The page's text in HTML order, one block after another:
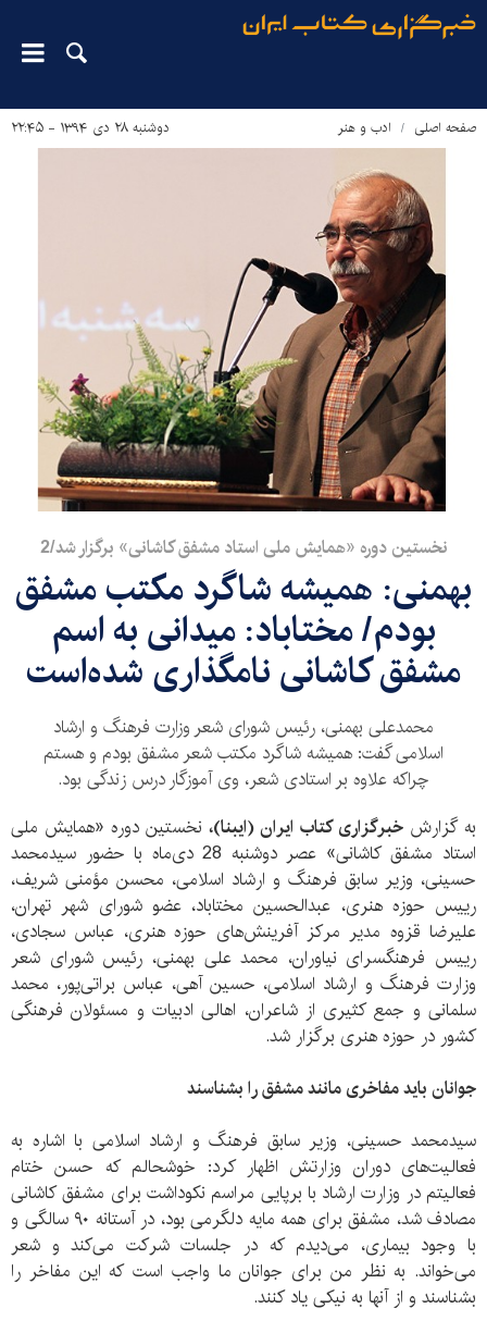
صفحه اصلی ادب و هنر دوشنبه ۲۸ دی ۱۳۹۴ - ۲۲:۴۵
نخستین دوره «همایش ملی استاد مشفق کاشانی» برگزار شد/2
بهمنی: همیشه شاگرد مکتب مشفق
بودم/ مختاباد: میدانی به اسم
مشفق کاشانی نامگذاری شده‌است
محمدعلی بهمنی، رئیس شورای شعر وزارت فرهنگ و ارشاد
اسلامی گفت: همیشه شاگرد مکتب شعر مشفق بودم و هستم
چراکه علاوه بر استادی شعر، وی آموزگار درس زندگی بود.
به گزارش خبرگزاری کتاب ایران (ایبنا)، نخستین دوره «همایش ملی
استاد مشفق کاشانی» عصر دوشنبه 28 دی‌ماه با حضور سیدمحمد
حسینی، وزیر سابق فرهنگ و ارشاد اسلامی، محسن مؤمنی شریف،
رییس حوزه هنری، عبدالحسین مختاباد، عضو شورای شهر تهران،
علیرضا قزوه مدیر مرکز آفرینش‌های حوزه هنری، عباس سجادی،
رییس فرهنگسرای نیاوران، محمد علی بهمنی، رئیس شورای شعر
وزارت فرهنگ و ارشاد اسلامی، حسین آهی، عباس براتی‌پور، محمد
سلمانی و جمع کثیری از شاعران، اهالی ادبیات و مسئولان فرهنگی
کشور در حوزه هنری برگزار شد.
جوانان باید مفاخری مانند مشفق را بشناسند
سیدمحمد حسینی، وزیر سابق فرهنگ و ارشاد اسلامی با اشاره به
فعالیت‌های دوران وزارتش اظهار کرد: خوشحالم که حسن ختام
فعالیتم در وزارت ارشاد با برپایی مراسم نکوداشت برای مشفق کاشانی
مصادف شد، مشفق برای همه مایه دلگرمی بود، در آستانه ۹۰ سالگی و
با وجود بیماری، می‌دیدم که در جلسات شرکت می‌کند و شعر
می‌خواند. به نظر من برای جوانان ما واجب است که این مفاخر را
بشناسند و از آنها به نیکی یاد کنند.